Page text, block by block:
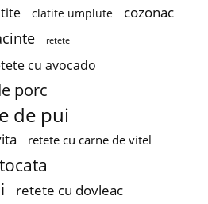
clatite umplute
cozonac
retete
cu avocado
porc
de pui
retete cu carne de vitel
retete cu dovleac